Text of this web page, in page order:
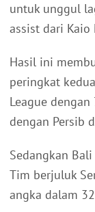
untuk unggul
assist dari Kaio
Hasil ini
peringkat
League
dengan Persib
Sedangkan
Tim berjuluk
angka dalam